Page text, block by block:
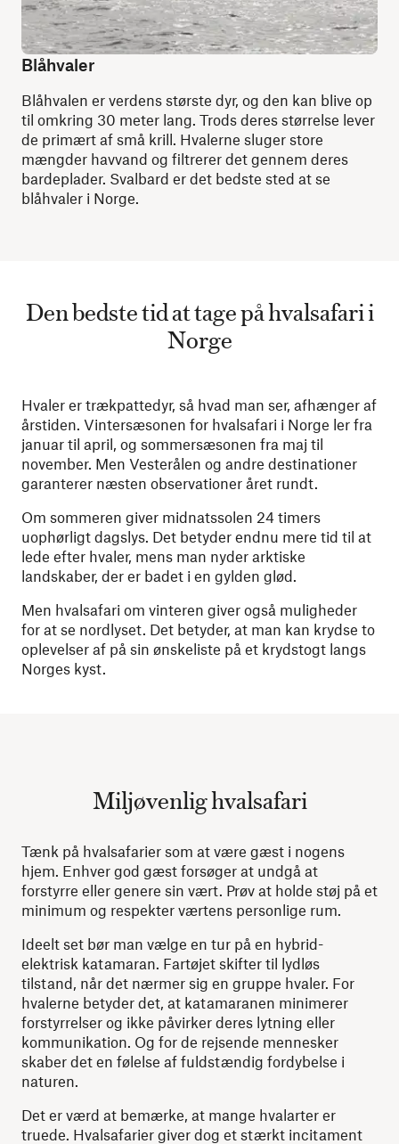
Blåhvaler
Blåhvalen er verdens største dyr, og den kan blive op
til omkring 30 meter lang. Trods deres størrelse lever
de primært af små krill. Hvalerne sluger store
mængder havvand og filtrerer det gennem deres
bardeplader. Svalbard er det bedste sted at se
blåhvaler i Norge.
Den bedste tid at tage på hvalsafari i
Norge
Hvaler er trækpattedyr, så hvad man ser, afhænger af
årstiden. Vintersæsonen for hvalsafari i Norge ler fra
januar til april, og sommersæsonen fra maj til
november. Men Vesterålen og andre destinationer
garanterer næsten observationer året rundt.
Om sommeren giver midnatssolen 24 timers
uophørligt dagslys. Det betyder endnu mere tid til at
lede efter hvaler, mens man nyder arktiske
landskaber, der er badet i en gylden glød.
Men hvalsafari om vinteren giver også muligheder
for at se nordlyset. Det betyder, at man kan krydse to
oplevelser af på sin ønskeliste på et krydstogt langs
Norges kyst.
Miljøvenlig hvalsafari
Tænk på hvalsafarier som at være gæst i nogens
hjem. Enhver god gæst forsøger at undgå at
forstyrre eller genere sin vært. Prøv at holde støj på et
minimum og respekter værtens personlige rum.
Ideelt set bør man vælge en tur på en hybrid-
elektrisk katamaran. Fartøjet skifter til lydløs
tilstand, når det nærmer sig en gruppe hvaler. For
hvalerne betyder det, at katamaranen minimerer
forstyrrelser og ikke påvirker deres lytning eller
kommunikation. Og for de rejsende mennesker
skaber det en følelse af fuldstændig fordybelse i
naturen.
Det er værd at bemærke, at mange hvalarter er
truede. Hvalsafarier giver dog et stærkt incitament